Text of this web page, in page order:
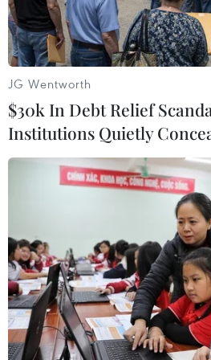
Trong khoảng thời gian từ nay đến
gắt tiếp tục bao trùm nhiều khu vực
rừng cao. (Ảnh minh họa.
Đại diện Cục Lâm nghiệp
JG Wentworth
$30k In Debt Relief
Institutions Quietly